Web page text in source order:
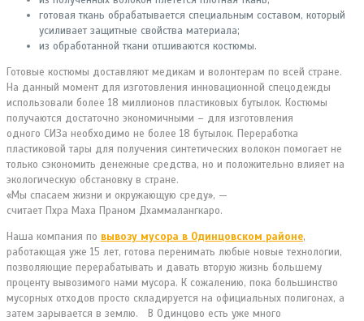
готовая ткань обрабатывается специальным составом, который
усиливает защитные свойства материала;
из обработанной ткани отшиваются костюмы.
Готовые костюмы доставляют медикам и волонтерам по всей стране.
На данный момент для изготовления инновационной спецодежды
использовали более 18 миллионов пластиковых бутылок. Костюмы
получаются достаточно экономичными – для изготовления
одного СИЗа необходимо не более 18 бутылок. Переработка
пластиковой тары для получения синтетических волокон помогает не
только сэкономить денежные средства, но и положительно влияет на
экологическую обстановку в стране.
«Мы спасаем жизни и окружающую среду», —
считает Пхра Маха Праном Дхаммалангкаро.
Наша компания по вывозу мусора в Одинцовском районе,
работающая уже 15 лет, готова перенимать любые новые технологии,
позволяющие перерабатывать и давать вторую жизнь большему
проценту вывозимого нами мусора. К сожалению, пока большинство
мусорных отходов просто складируется на официальных полигонах, а
затем зарывается в землю. В Одинцово есть уже много